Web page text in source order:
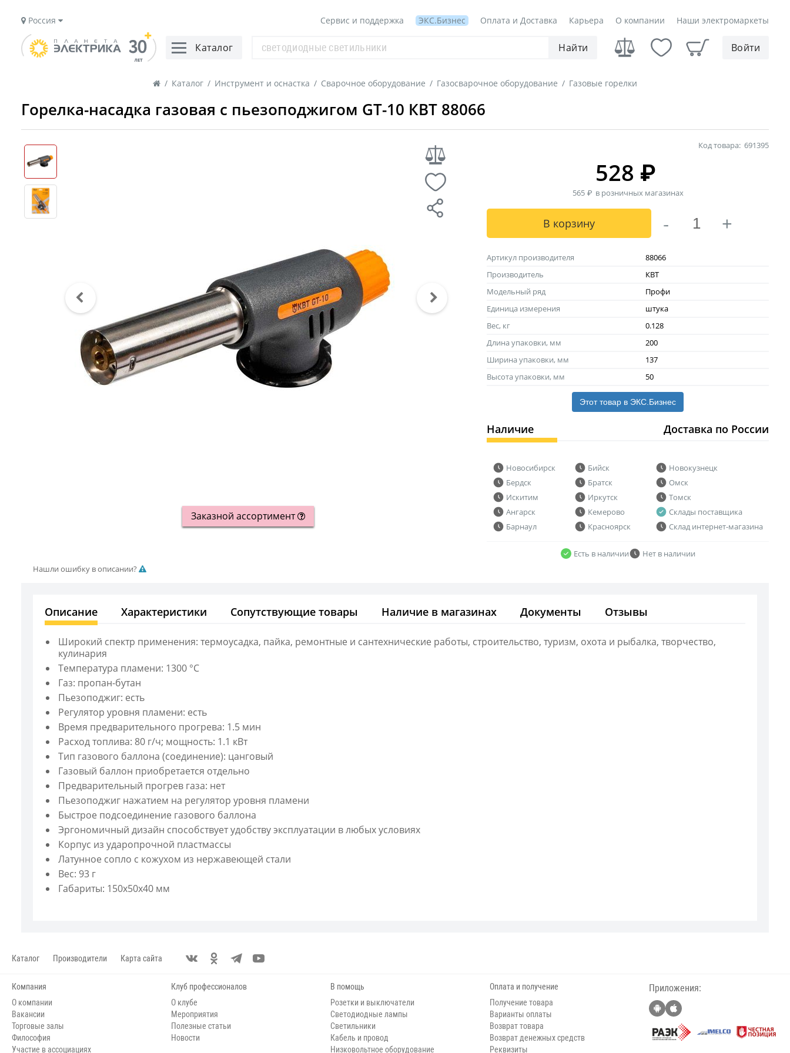
Россия Сервис и поддержка ЭКС.Бизнес Оплата и Доставка Карьера О компании Наши электромаркеты
Каталог Найти Войти
/ Каталог / Инструмент и оснастка / Сварочное оборудование / Газосварочное оборудование / Газовые горелки
Горелка-насадка газовая с пьезоподжигом GT-10 КВТ 88066
Заказной ассортимент
Код товара: 691395
528 ₽
565 ₽в розничных магазинах
В корзину - +
Артикул производителя
88066
Производитель
КВТ
Модельный ряд
Профи
Единица измерения
штука
Вес, кг
0.128
Длина упаковки, мм
200
Ширина упаковки, мм
137
Высота упаковки, мм
50
Этот товар в ЭКС.Бизнес
Наличие Доставка по России
Новосибирск
Бердск
Искитим
Ангарск
Барнаул
Бийск
Братск
Иркутск
Кемерово
Красноярск
Новокузнецк
Омск
Томск
Склады поставщика
Склад интернет-магазина
Есть в наличии
Нет в наличии
Нашли ошибку в описании?
Описание Характеристики Сопутствующие товары Наличие в магазинах Документы Отзывы
Широкий спектр применения: термоусадка, пайка, ремонтные и сантехнические работы, строительство, туризм, охота и рыбалка, творчество,
кулинария
Температура пламени: 1300 °C
Газ: пропан-бутан
Пьезоподжиг: есть
Регулятор уровня пламени: есть
Время предварительного прогрева: 1.5 мин
Расход топлива: 80 г/ч; мощность: 1.1 кВт
Тип газового баллона (соединение): цанговый
Газовый баллон приобретается отдельно
Предварительный прогрев газа: нет
Пьезоподжиг нажатием на регулятор уровня пламени
Быстрое подсоединение газового баллона
Эргономичный дизайн способствует удобству эксплуатации в любых условиях
Корпус из ударопрочной пластмассы
Латунное сопло с кожухом из нержавеющей стали
Вес: 93 г
Габариты: 150х50х40 мм
Каталог Производители Карта сайта
Компания
О компании
Вакансии
Торговые залы
Философия
Участие в ассоциациях
Клуб профессионалов
О клубе
Мероприятия
Полезные статьи
Новости
В помощь
Розетки и выключатели
Светодиодные лампы
Светильники
Кабель и провод
Низковольтное оборудование
Оплата и получение
Получение товара
Варианты оплаты
Возврат товара
Возврат денежных средств
Реквизиты
Приложения: